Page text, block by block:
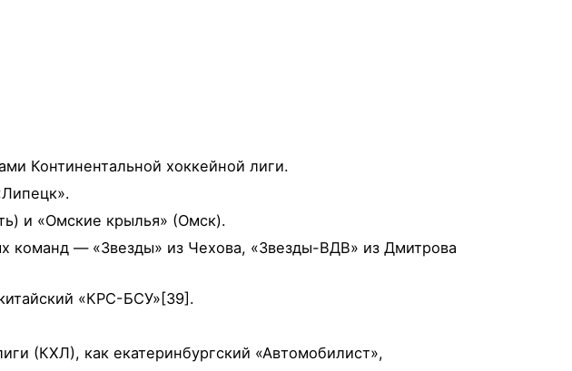
Континентальной хоккейной лиги.
и «Омские крылья» (Омск).
команд — «Звезды» из Чехова, «Звезды-ВДВ» из Дмитрова
«КРС-БСУ»[39].
(КХЛ), как екатеринбургский «Автомобилист»,